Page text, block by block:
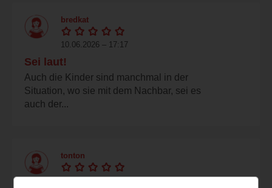
bredkat
10.06.2026 – 17:17
Sei laut!
Auch die Kinder sind manchmal in der
Situation, wo sie mit dem Nachbar, sei es
auch der...
tonton